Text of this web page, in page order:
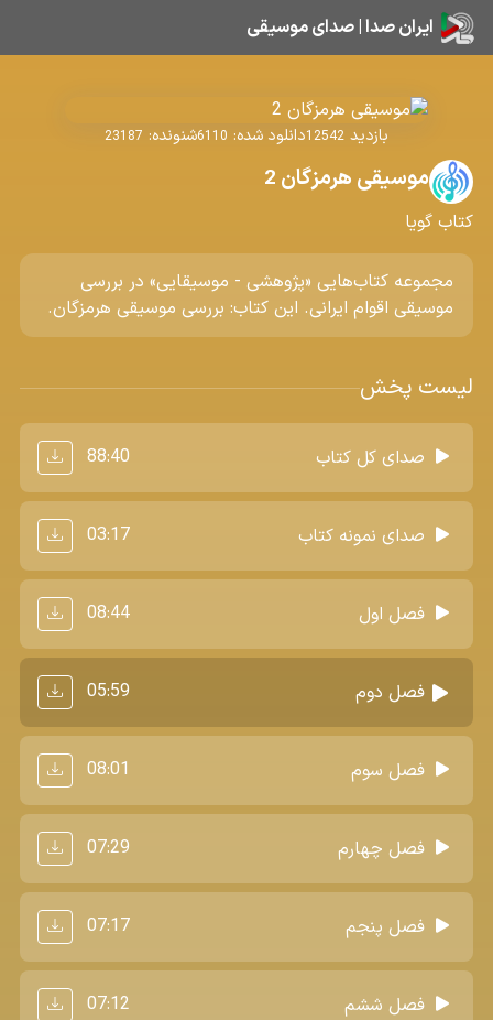
ایران صدا | صدای موسیقی
بازدید 12542دانلود شده: 6110شنونده: 23187
موسیقی هرمزگان 2
کتاب گویا
مجموعه کتاب‌هایی «پژوهشی - موسیقایی» در بررسی
موسیقی اقوام ایرانی. این کتاب: بررسی موسیقی هرمزگان.
لیست پخش
صدای کل کتاب 88:40
صدای نمونه کتاب 03:17
فصل اول 08:44
فصل دوم 05:59
فصل سوم 08:01
فصل چهارم 07:29
فصل پنجم 07:17
فصل ششم 07:12